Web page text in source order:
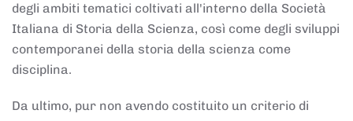
degli ambiti tematici coltivati all'interno della Società
Italiana di Storia della Scienza, così come degli sviluppi
contemporanei della storia della scienza come
disciplina.
Da ultimo, pur non avendo costituito un criterio di